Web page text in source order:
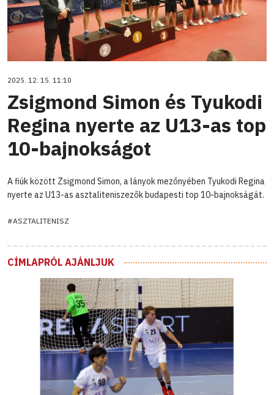
2025. 12. 15. 11:10
Zsigmond Simon és Tyukodi
Regina nyerte az U13-as top
10-bajnokságot
A fiúk között Zsigmond Simon, a lányok mezőnyében Tyukodi Regina
nyerte az U13-as asztaliteniszezők budapesti top 10-bajnokságát.
#ASZTALITENISZ
CÍMLAPRÓL AJÁNLJUK